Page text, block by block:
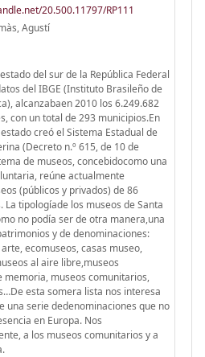
20.500.11797/RP111
Agustí
del sur de la República Federal
del IBGE (Instituto Brasileño de
alcanzabaen 2010 los 6.249.682
con un total de 293 municipios.En
creó el Sistema Estadual de
(Decreto n.º 615, de 10 de
de museos, concebidocomo una
reúne actualmente
(públicos y privados) de 86
tipologíade los museos de Santa
no podía ser de otra manera,una
y de denominaciones:
ecomuseos, casas museo,
al aire libre,museos
memoria, museos comunitarios,
esta somera lista nos interesa
una serie dedenominaciones que no
en Europa. Nos
a los museos comunitarios y a